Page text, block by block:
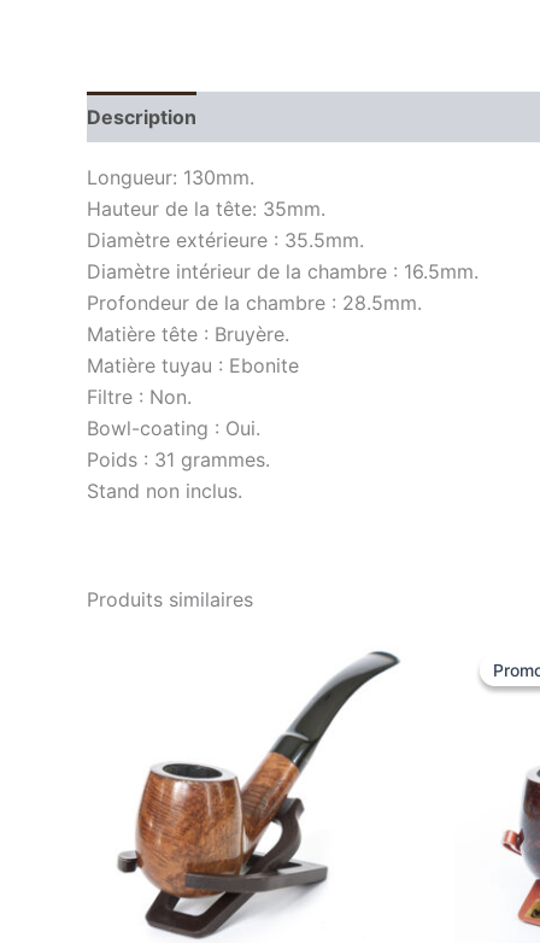
Description
Longueur: 130mm.
Hauteur de la tête: 35mm.
Diamètre extérieure : 35.5mm.
Diamètre intérieur de la chambre : 16.5mm.
Profondeur de la chambre : 28.5mm.
Matière tête : Bruyère.
Matière tuyau : Ebonite
Filtre : Non.
Bowl-coating : Oui.
Poids : 31 grammes.
Stand non inclus.
Produits similaires